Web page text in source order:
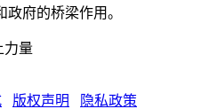
政府的桥梁作用。
量
版权声明
隐私政策